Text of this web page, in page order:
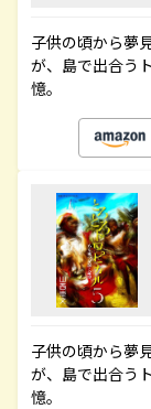
子供の頃から夢
が、島で出合う
憶。
子供の頃から夢
が、島で出合う
憶。